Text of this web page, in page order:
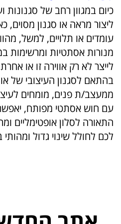
כיום במגוון רחב של סגנונות
ליצור מראה או סגנון מסוים,
עומדים או תלויים, למשל,
מנורות אסתטיות ומרשימות
לייצר לא רק אווירה זו או
בהתאם לסגנון העיצובי של
ממעצב/ת פנים, מומחים
עם חוש אסתטי מפותח,
התאורה לסלון אופטימליים
לכם לחולל שינוי גדול